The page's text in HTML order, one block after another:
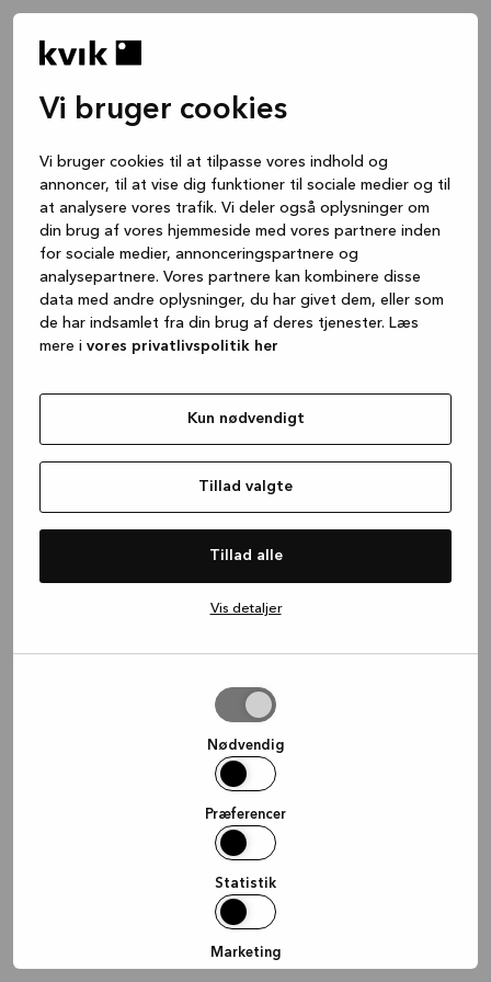
Vi bruger cookies
Vi bruger cookies til at tilpasse vores indhold og
annoncer, til at vise dig funktioner til sociale medier og til
at analysere vores trafik. Vi deler også oplysninger om
din brug af vores hjemmeside med vores partnere inden
for sociale medier, annonceringspartnere og
analysepartnere. Vores partnere kan kombinere disse
data med andre oplysninger, du har givet dem, eller som
de har indsamlet fra din brug af deres tjenester. Læs
mere i vores privatlivspolitik her
Kun nødvendigt
Tillad valgte
Tillad alle
Vis detaljer
Nødvendig
Præferencer
Statistik
Marketing
(see the browser console for more
information).